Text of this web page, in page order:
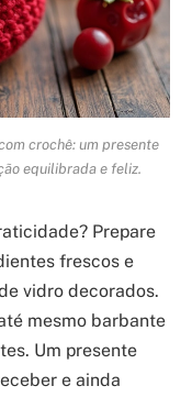
crochê: um presente
equilibrada e feliz.
Prepare
frescos e
vidro decorados.
mesmo barbante
Um presente
e ainda